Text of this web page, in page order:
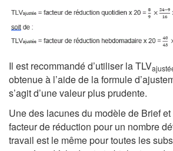
Il est recommandé d’utiliser la TLV
obtenue à l’aide de la formule
s’agit d’une valeur plus prudente.
Une des lacunes du modèle de Brief
facteur de réduction pour un nombre
travail est le même pour toutes les